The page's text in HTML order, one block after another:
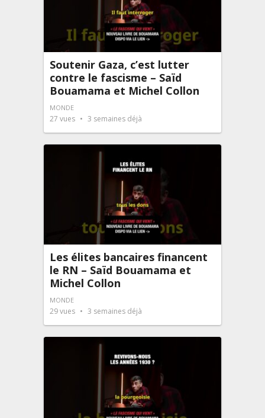
Soutenir Gaza, c’est lutter
contre le fascisme – Saïd
Bouamama et Michel Collon
MONDE
27 vues 3 semaines déjà
Les élites bancaires financent
le RN – Saïd Bouamama et
Michel Collon
MONDE
29vues 3 semaines déjà